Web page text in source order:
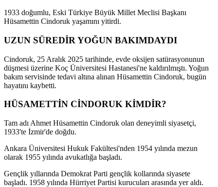
1933 doğumlu, Eski Türkiye Büyük Millet Meclisi Başkanı
Hüsamettin Cindoruk yaşamını yitirdi.
UZUN SÜREDİR YOĞUN BAKIMDAYDI
Cindoruk, 25 Aralık 2025 tarihinde, evde oksijen satürasyonunun
düşmesi üzerine Koç Üniversitesi Hastanesi'ne kaldırılmıştı. Yoğun
bakım servisinde tedavi altına alınan Hüsamettin Cindoruk, bugün
hayatını kaybetti.
HÜSAMETTİN CİNDORUK KİMDİR?
Tam adı Ahmet Hüsamettin Cindoruk olan deneyimli siyasetçi,
1933'te İzmir'de doğdu.
Ankara Üniversitesi Hukuk Fakültesi'nden 1954 yılında mezun
olarak 1955 yılında avukatlığa başladı.
Gençlik yıllarında Demokrat Parti gençlik kollarında siyasete
başladı. 1958 yılında Hürriyet Partisi kurucuları arasında yer aldı.